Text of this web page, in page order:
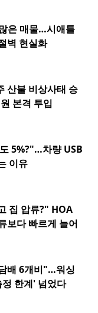
은 매물…시애틀
벽 현실화
산불 비상사태 승
본격 투입
5%?"…차량 USB
이유
집 압류?" HOA
보다 빠르게 늘어
배 6개비"…워싱
한계' 넘었다